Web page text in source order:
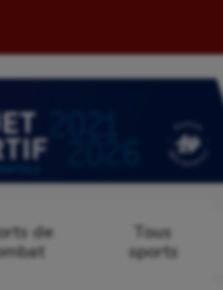
de
Tous
sports